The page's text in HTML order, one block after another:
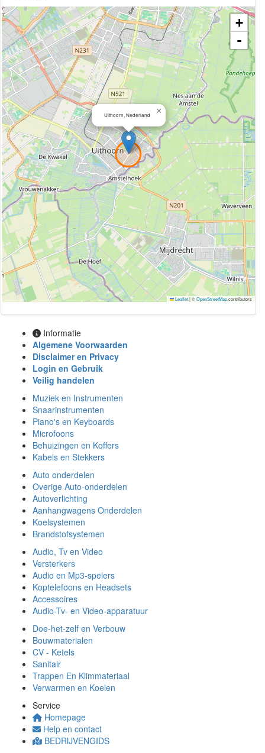
Uithoorn, Nederland ×
+
-
Leaflet|©OpenStreetMapcontributors
Informatie
Algemene Voorwaarden
Disclaimer en Privacy
Login en Gebruik
Veilig handelen
Muziek en Instrumenten
Snaarinstrumenten
Piano's en Keyboards
Microfoons
Behuizingen en Koffers
Kabels en Stekkers
Auto onderdelen
Overige Auto-onderdelen
Autoverlichting
Aanhangwagens Onderdelen
Koelsystemen
Brandstofsystemen
Audio, Tv en Video
Versterkers
Audio en Mp3-spelers
Koptelefoons en Headsets
Accessoires
Audio-Tv- en Video-apparatuur
Doe-het-zelf en Verbouw
Bouwmaterialen
CV - Ketels
Sanitair
Trappen En Klimmateriaal
Verwarmen en Koelen
Service
Homepage
Help en contact
BEDRIJVENGIDS